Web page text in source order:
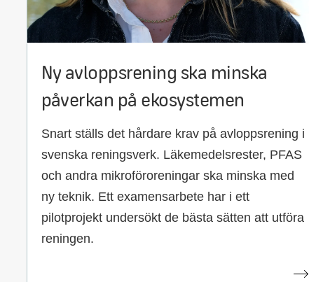
Ny avloppsrening ska minska
påverkan på ekosystemen
Snart ställs det hårdare krav på avloppsrening i
svenska reningsverk. Läkemedelsrester, PFAS
och andra mikroföroreningar ska minska med
ny teknik. Ett examensarbete har i ett
pilotprojekt undersökt de bästa sätten att utföra
reningen.